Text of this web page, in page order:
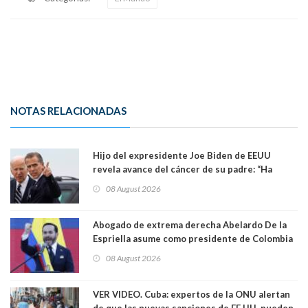
NOTAS RELACIONADAS
Hijo del expresidente Joe Biden de EEUU
revela avance del cáncer de su padre: “Ha
08 August 2026
Abogado de extrema derecha Abelardo De la
Espriella asume como presidente de Colombia
08 August 2026
VER VIDEO. Cuba: expertos de la ONU alertan